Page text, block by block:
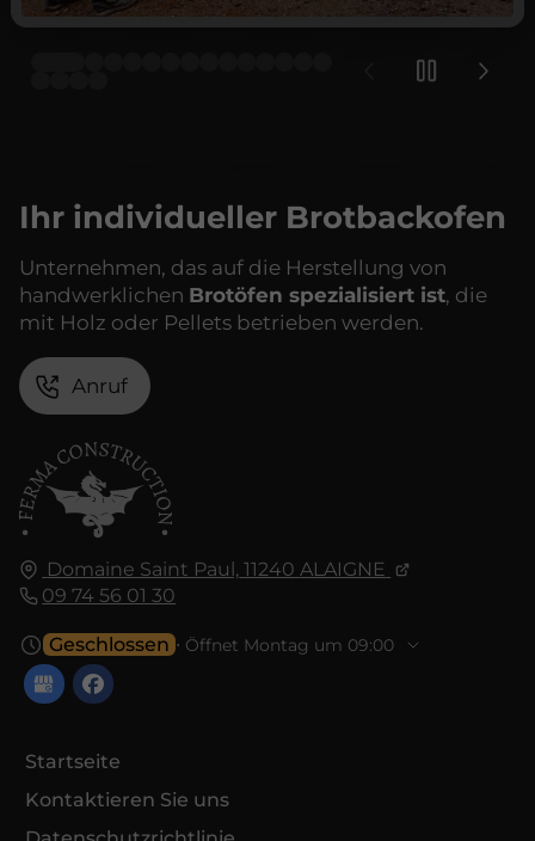
Domaine Saint Paul, 11240 ALAIGNE
09 74 56 01 30
Geschlossen ⋅ Öffnet Montag um 09:00
Startseite
Kontaktieren Sie uns
Ihr individueller Brotbackofen
Unternehmen, das auf die Herstellung von
handwerklichen Brotöfen spezialisiert ist, die
mit Holz oder Pellets betrieben werden.
Anruf